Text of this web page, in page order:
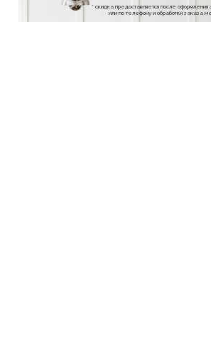
* скидка предоставляется после
или по телефону и обработки заказа